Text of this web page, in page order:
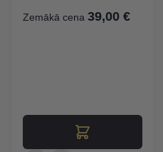
Zemākā cena 39,00 €